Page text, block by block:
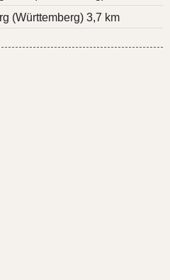
(Württemberg) 3,7 km